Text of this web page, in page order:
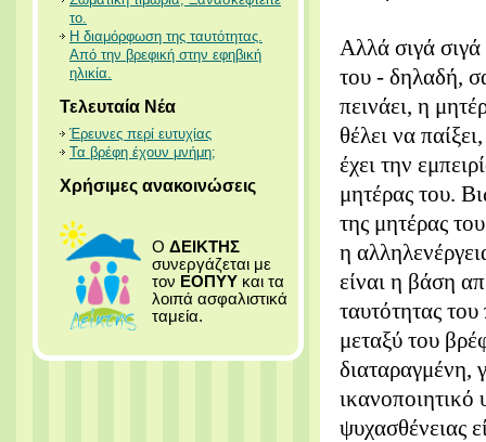
το.
Η διαμόρφωση της ταυτότητας.
Από την βρεφική στην εφηβική
ηλικία.
Τελευταία Νέα
Έρευνες περί ευτυχίας
Τα βρέφη έχουν μνήμη;
Χρήσιμες ανακοινώσεις
Ο ΔΕΙΚΤΗΣ
συνεργάζεται με
τον ΕΟΠΥΥ και τα
λοιπά ασφαλιστικά
ταμεία.
Αλλά σιγά σιγά
του - δηλαδή,
πεινάει, η
θέλει να
έχει την
μητέρας του.
της μητέρας
η
είναι η βάση
ταυτότητας
μεταξύ του
διαταραγμένη,
ψυχασθένειας